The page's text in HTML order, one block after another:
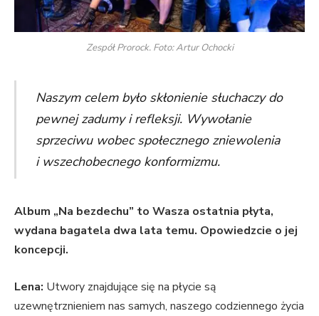
Zespół Prorock. Foto: Artur Ochocki
Naszym celem było skłonienie słuchaczy do
pewnej zadumy i refleksji. Wywołanie
sprzeciwu wobec społecznego zniewolenia
i wszechobecnego konformizmu.
Album „Na bezdechu” to Wasza ostatnia płyta,
wydana bagatela dwa lata temu. Opowiedzcie o jej
koncepcji.
Lena: Utwory znajdujące się na płycie są
uzewnętrznieniem nas samych, naszego codziennego życia